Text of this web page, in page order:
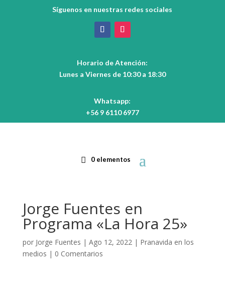
Síguenos en nuestras redes sociales
Horario de Atención:
Lunes a Viernes de 10:30 a 18:30
Whatsapp:
+56 9 6110 6977
0 elementos
Jorge Fuentes en
Programa «La Hora 25»
por Jorge Fuentes | Ago 12, 2022| Pranavida en los
medios | 0 Comentarios